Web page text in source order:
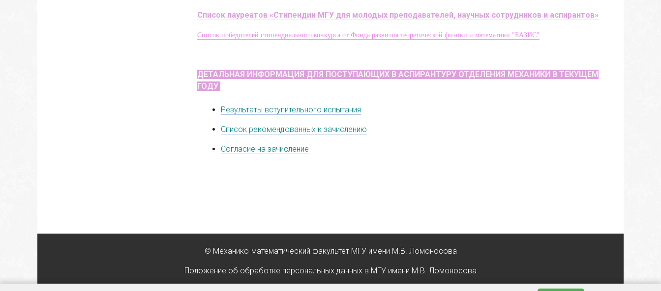
Список лауреатов «Стипендии МГУ для молодых преподавателей, научных сотрудников и аспирантов»
Список победителей стипендиального конкурса от Фонда развития теоретической физики и математики "БАЗИС"
ДЕТАЛЬНАЯ ИНФОРМАЦИЯ ДЛЯ ПОСТУПАЮЩИХ В АСПИРАНТУРУ ОТДЕЛЕНИЯ МЕХАНИКИ В ТЕКУЩЕМ
ГОДУ
Результаты вступительного испытания
Список рекомендованных к зачислению
Согласие на зачисление
© Механико-математический факультет МГУ имени М.В. Ломоносова
Положение об обработке персональных данных в МГУ имени М.В. Ломоносова